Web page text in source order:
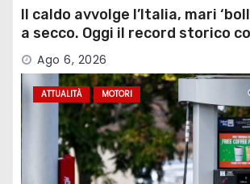
Il caldo avvolge l’Italia, mari
a secco. Oggi il record storico
Ago 6, 2026
ATTUALITÀ MOTORI